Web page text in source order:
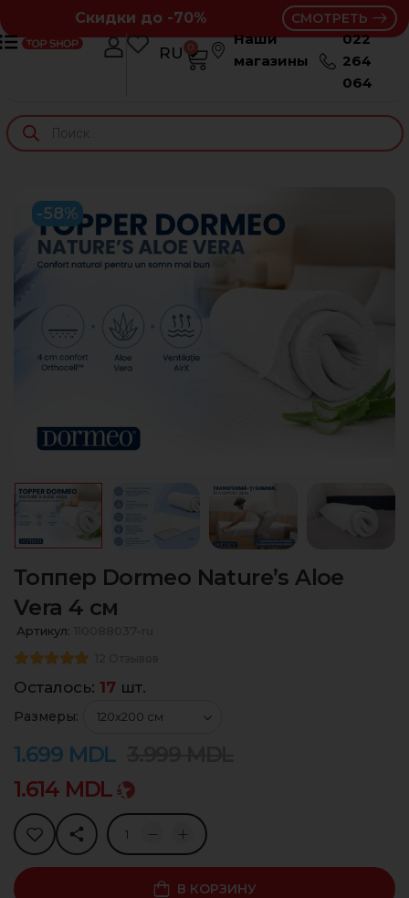
Скидки до -70% СМОТРЕТЬ
RU
RO
0
Наши
магазины
022
264
064
-58%
Топпер Dormeo Nature’s Aloe
Vera 4 см
Артикул:
Осталось: 17 шт.
Размеры:
1.699 MDL
1.614 MDL
В КОРЗИНУ